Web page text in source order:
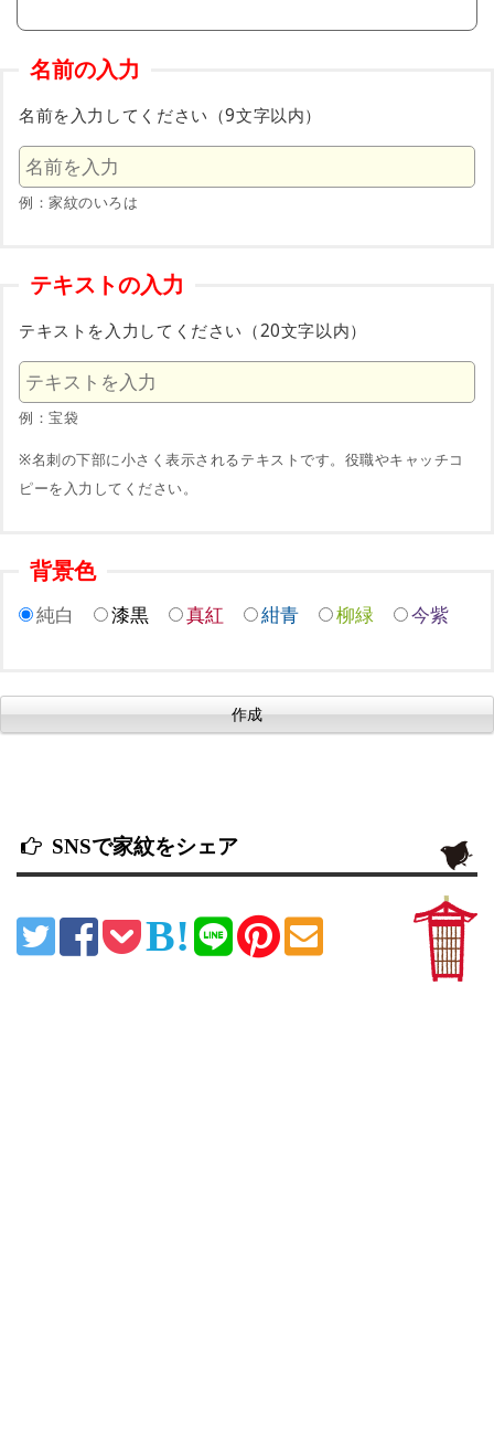
名前の入力
名前を入力してください（9文字以内）
例：家紋のいろは
テキストの入力
テキストを入力してください（20文字以内）
例：宝袋
※名刺の下部に小さく表示されるテキストです。役職やキャッチコ
ピーを入力してください。
背景色
純白 漆黒 真紅 紺青 柳緑 今紫
SNSで家紋をシェア